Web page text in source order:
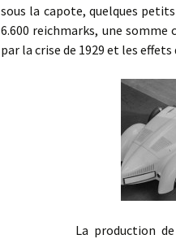
sous la capote, quelques
6.600 reichmarks, une
par la crise de 1929 et les
La production de la